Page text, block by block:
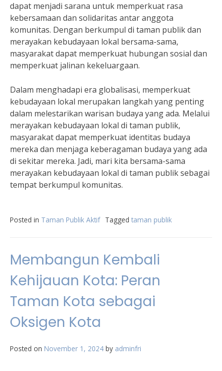
dapat menjadi sarana untuk memperkuat rasa
kebersamaan dan solidaritas antar anggota
komunitas. Dengan berkumpul di taman publik dan
merayakan kebudayaan lokal bersama-sama,
masyarakat dapat memperkuat hubungan sosial dan
memperkuat jalinan kekeluargaan.
Dalam menghadapi era globalisasi, memperkuat
kebudayaan lokal merupakan langkah yang penting
dalam melestarikan warisan budaya yang ada. Melalui
merayakan kebudayaan lokal di taman publik,
masyarakat dapat memperkuat identitas budaya
mereka dan menjaga keberagaman budaya yang ada
di sekitar mereka. Jadi, mari kita bersama-sama
merayakan kebudayaan lokal di taman publik sebagai
tempat berkumpul komunitas.
Posted in Taman Publik Aktif Tagged taman publik
Membangun Kembali
Kehijauan Kota: Peran
Taman Kota sebagai
Oksigen Kota
Posted on November 1, 2024 by adminfri